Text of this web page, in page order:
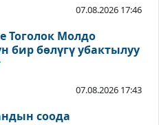
07.08.2026 17:46
Тоголок Молдо
бир бөлүгү убактылуу
07.08.2026 17:43
соода